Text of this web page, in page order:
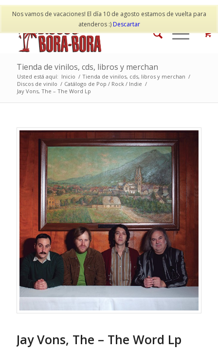
Nos vamos de vacaciones! El día 10 de agosto estamos de vuelta para
atenderos :)Descartar
Mi cuenta Contacto
Tienda de vinilos, cds, libros y merchan
Usted está aquí: Inicio / Tienda de vinilos, cds, libros y merchan /
Discos de vinilo / Catálogo de Pop / Rock / Indie /
Jay Vons, The – The Word Lp
Jay Vons, The – The Word Lp